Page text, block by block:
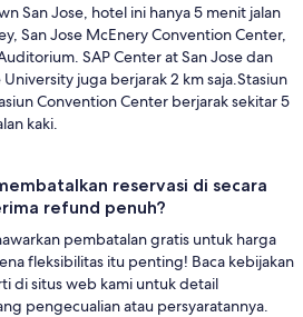
San Jose, hotel ini hanya 5 menit jalan
San Jose McEnery Convention Center,
SAP Center at San Jose dan
University juga berjarak 2 km saja.Stasiun
Convention Center berjarak sekitar 5
kaki.
reservasi di secara
refund penuh?
pembatalan gratis untuk harga
fleksibilitas itu penting! Baca kebijakan
di situs web kami untuk detail
pengecualian atau persyaratannya.